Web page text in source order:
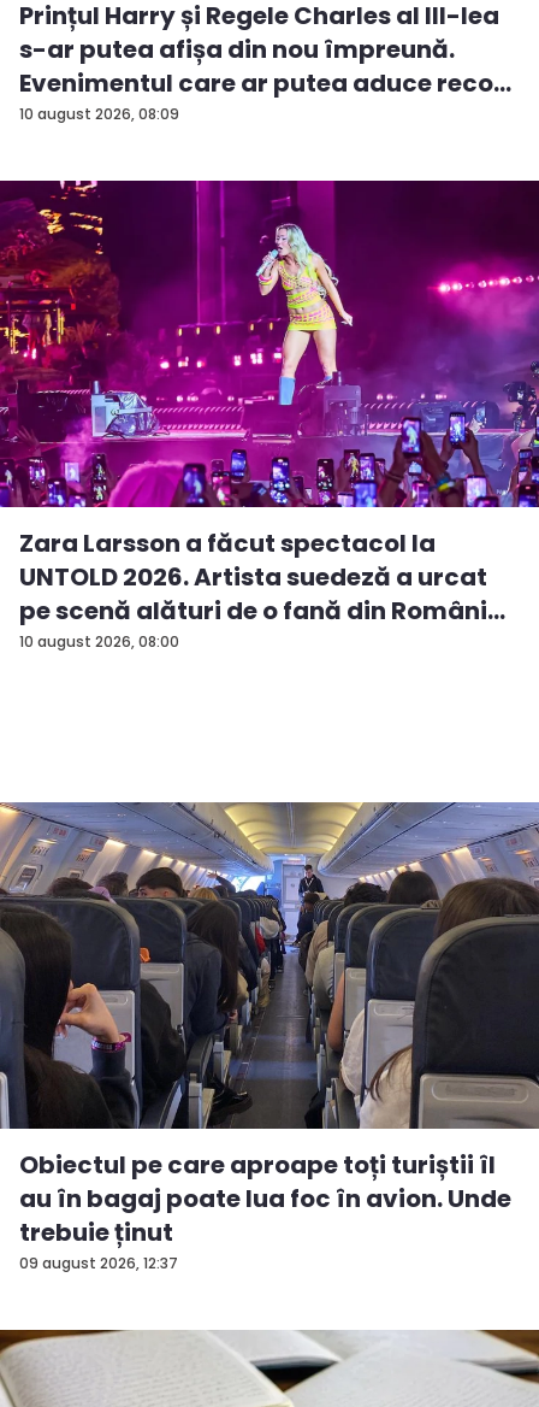
10 august 2026, 08:09
Prințul Harry și Regele Charles al III-lea
s-ar putea afișa din nou împreună.
Evenimentul care ar putea aduce reco...
10 august 2026, 08:00
Zara Larsson a făcut spectacol la
UNTOLD 2026. Artista suedeză a urcat
pe scenă alături de o fană din Români...
09 august 2026, 12:37
Obiectul pe care aproape toți turiștii îl
au în bagaj poate lua foc în avion. Unde
trebuie ținut